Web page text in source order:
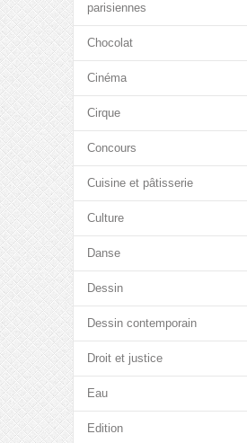
parisiennes
Chocolat
Cinéma
Cirque
Concours
Cuisine et pâtisserie
Culture
Danse
Dessin
Dessin contemporain
Droit et justice
Eau
Edition